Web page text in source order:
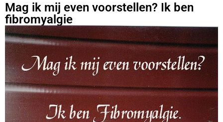
Mag ik mij even voorstellen? Ik ben
fibromyalgie